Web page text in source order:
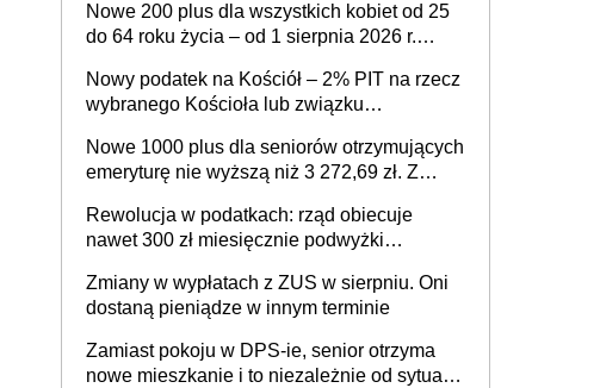
Nowe 200 plus dla wszystkich kobiet od 25
do 64 roku życia – od 1 sierpnia 2026 r.
programu rządowego
Nowy podatek na Kościół – 2% PIT na rzecz
wybranego Kościoła lub związku
nad zmianami w systemie finansowania
Nowe 1000 plus dla seniorów otrzymujących
emeryturę nie wyższą niż 3 272,69 zł. Z
spóźnialscy świadczenia nie otrzymają
Rewolucja w podatkach: rząd obiecuje
nawet 300 zł miesięcznie podwyżki
Zmiany w wypłatach z ZUS w sierpniu. Oni
dostaną pieniądze w innym terminie
Zamiast pokoju w DPS-ie, senior otrzyma
nowe mieszkanie i to niezależnie od sytuacji